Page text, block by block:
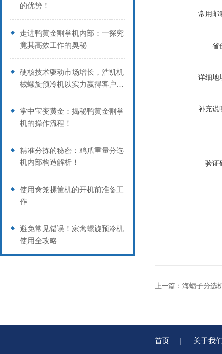
的优势！
走进鸭黄金割掌机内部：一探究
竟其高效工作的奥秘
硬核技术驱动市场增长，浩凯机
械螺旋预冷机以实力赢得客户信
赖
掌中宝变黄金：揭秘鸭黄金割掌
机的操作流程！
精准分拣的秘密：鸡爪重量分选
机内部构造解析！
使用禽笼摞筐机的开机前准备工
作
避免常见错误！家禽螺旋预冷机
使用全攻略
常用邮
省
详细地
补充说
验证
上一篇： 海蛎子分选
首页 | 关于我